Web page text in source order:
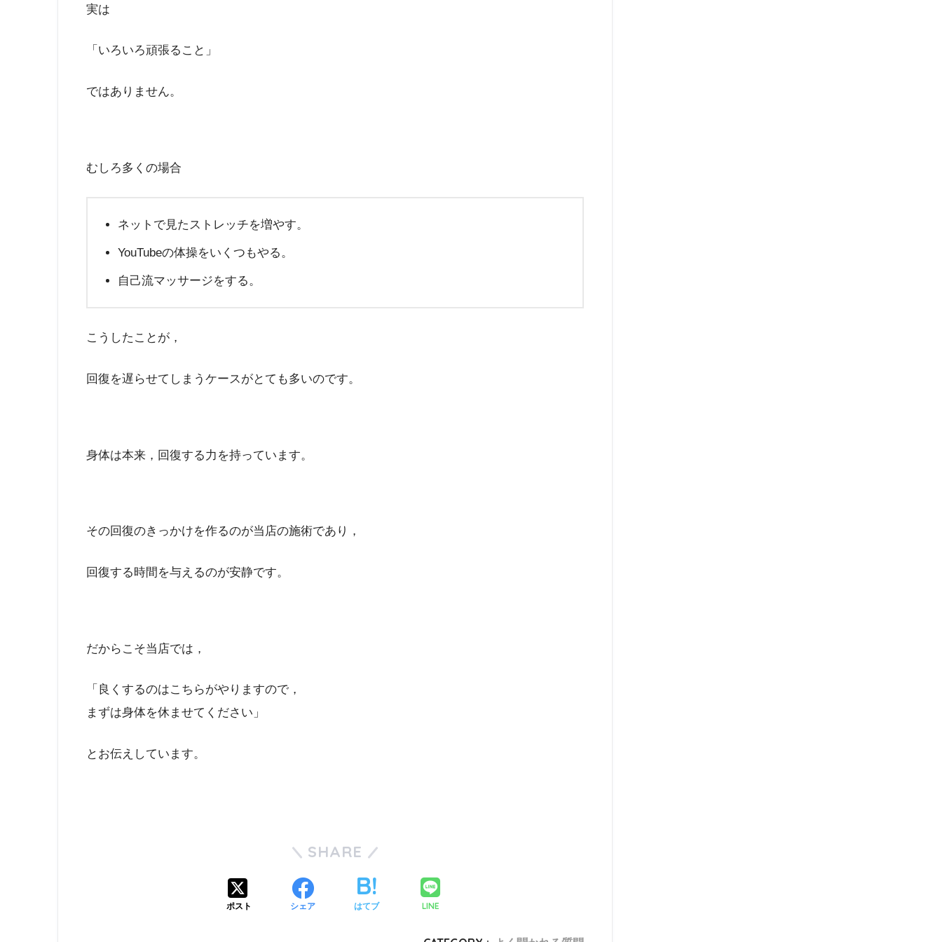
実は
「いろいろ頑張ること」
ではありません。
むしろ多くの場合
ネットで見たストレッチを増やす。
YouTubeの体操をいくつもやる。
自己流マッサージをする。
こうしたことが，
回復を遅らせてしまうケースがとても多いのです。
身体は本来，回復する力を持っています。
その回復のきっかけを作るのが当店の施術であり，
回復する時間を与えるのが安静です。
だからこそ当店では，
「良くするのはこちらがやりますので，
まずは身体を休ませてください」
とお伝えしています。
SHARE
ポスト シェア はてブ LINE